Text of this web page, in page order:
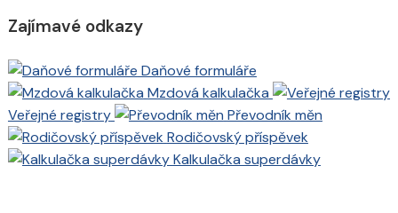
Zajímavé odkazy
Daňové formuláře
Mzdová kalkulačka
Veřejné registry
Převodník měn
Rodičovský příspěvek
Kalkulačka superdávky